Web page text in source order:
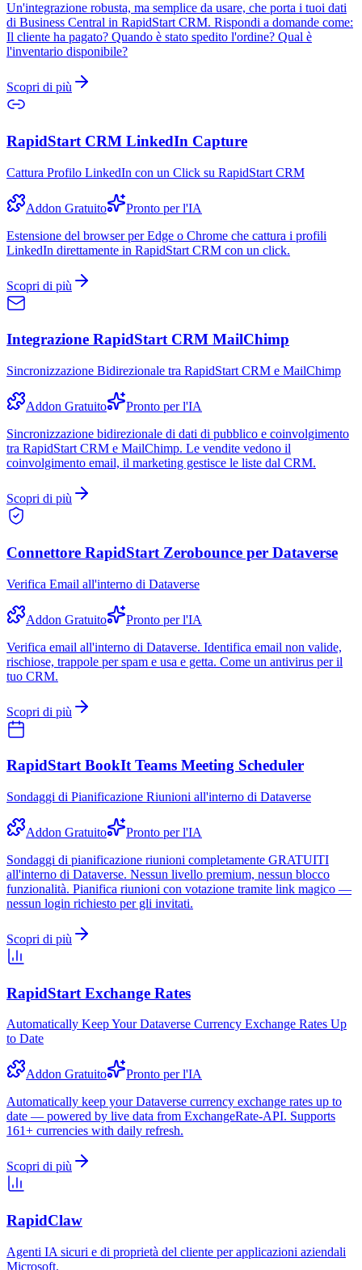
Un'integrazione robusta, ma semplice da usare, che porta i tuoi dati
di Business Central in RapidStart CRM. Rispondi a domande come:
Il cliente ha pagato? Quando è stato spedito l'ordine? Qual è
l'inventario disponibile?
Scopri di più
RapidStart CRM LinkedIn Capture
Cattura Profilo LinkedIn con un Click su RapidStart CRM
Addon Gratuito
Pronto per l'IA
Estensione del browser per Edge o Chrome che cattura i profili
LinkedIn direttamente in RapidStart CRM con un click.
Scopri di più
Integrazione RapidStart CRM MailChimp
Sincronizzazione Bidirezionale tra RapidStart CRM e MailChimp
Addon Gratuito
Pronto per l'IA
Sincronizzazione bidirezionale di dati di pubblico e coinvolgimento
tra RapidStart CRM e MailChimp. Le vendite vedono il
coinvolgimento email, il marketing gestisce le liste dal CRM.
Scopri di più
Connettore RapidStart Zerobounce per Dataverse
Verifica Email all'interno di Dataverse
Addon Gratuito
Pronto per l'IA
Verifica email all'interno di Dataverse. Identifica email non valide,
rischiose, trappole per spam e usa e getta. Come un antivirus per il
tuo CRM.
Scopri di più
RapidStart BookIt Teams Meeting Scheduler
Sondaggi di Pianificazione Riunioni all'interno di Dataverse
Addon Gratuito
Pronto per l'IA
Sondaggi di pianificazione riunioni completamente GRATUITI
all'interno di Dataverse. Nessun livello premium, nessun blocco
funzionalità. Pianifica riunioni con votazione tramite link magico —
nessun login richiesto per gli invitati.
Scopri di più
RapidStart Exchange Rates
Automatically Keep Your Dataverse Currency Exchange Rates Up
to Date
Addon Gratuito
Pronto per l'IA
Automatically keep your Dataverse currency exchange rates up to
date — powered by live data from ExchangeRate-API. Supports
161+ currencies with daily refresh.
Scopri di più
RapidClaw
Agenti IA sicuri e di proprietà del cliente per applicazioni aziendali
Microsoft.